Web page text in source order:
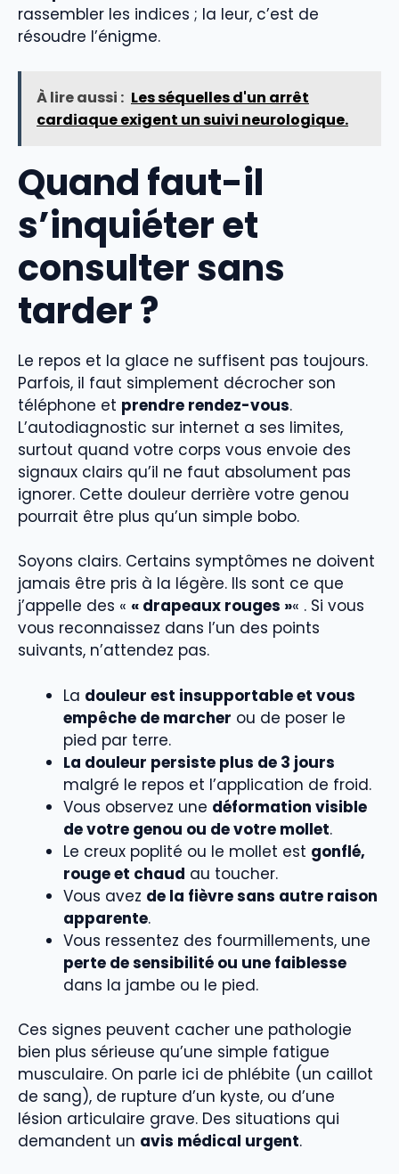
rassembler les indices ; la leur, c’est de
résoudre l’énigme.
À lire aussi : Les séquelles d'un arrêt
cardiaque exigent un suivi neurologique.
Quand faut-il
s’inquiéter et
consulter sans
tarder ?
Le repos et la glace ne suffisent pas toujours.
Parfois, il faut simplement décrocher son
téléphone et prendre rendez-vous.
L’autodiagnostic sur internet a ses limites,
surtout quand votre corps vous envoie des
signaux clairs qu’il ne faut absolument pas
ignorer. Cette douleur derrière votre genou
pourrait être plus qu’un simple bobo.
Soyons clairs. Certains symptômes ne doivent
jamais être pris à la légère. Ils sont ce que
j’appelle des « « drapeaux rouges »« . Si vous
vous reconnaissez dans l’un des points
suivants, n’attendez pas.
La douleur est insupportable et vous
empêche de marcher ou de poser le
pied par terre.
La douleur persiste plus de 3 jours
malgré le repos et l’application de froid.
Vous observez une déformation visible
de votre genou ou de votre mollet.
Le creux poplité ou le mollet est gonflé,
rouge et chaud au toucher.
Vous avez de la fièvre sans autre raison
apparente.
Vous ressentez des fourmillements, une
perte de sensibilité ou une faiblesse
dans la jambe ou le pied.
Ces signes peuvent cacher une pathologie
bien plus sérieuse qu’une simple fatigue
musculaire. On parle ici de phlébite (un caillot
de sang), de rupture d’un kyste, ou d’une
lésion articulaire grave. Des situations qui
demandent un avis médical urgent.